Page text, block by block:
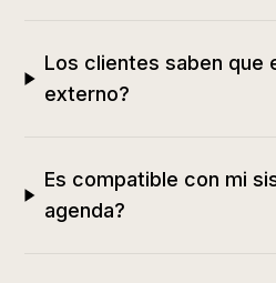
Los clientes saben que
externo?
Es compatible con mi
agenda?